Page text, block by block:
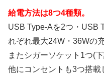
給電方法は8つ4種類。
USB Type-Aを2つ・USB
れぞれ最大24W・36Wの
またシガーソケット1つ(下
他にコンセントも3つ搭